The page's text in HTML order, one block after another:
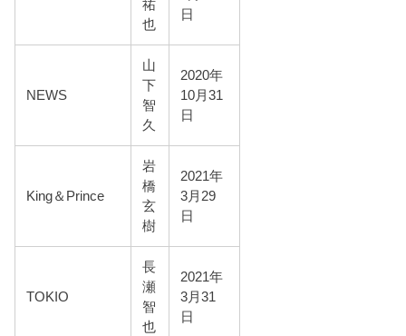
祐
也
日
NEWS
山
下
智
久
2020年
10月31
日
King＆Prince
岩
橋
玄
樹
2021年
3月29
日
TOKIO
長
瀬
智
也
2021年
3月31
日